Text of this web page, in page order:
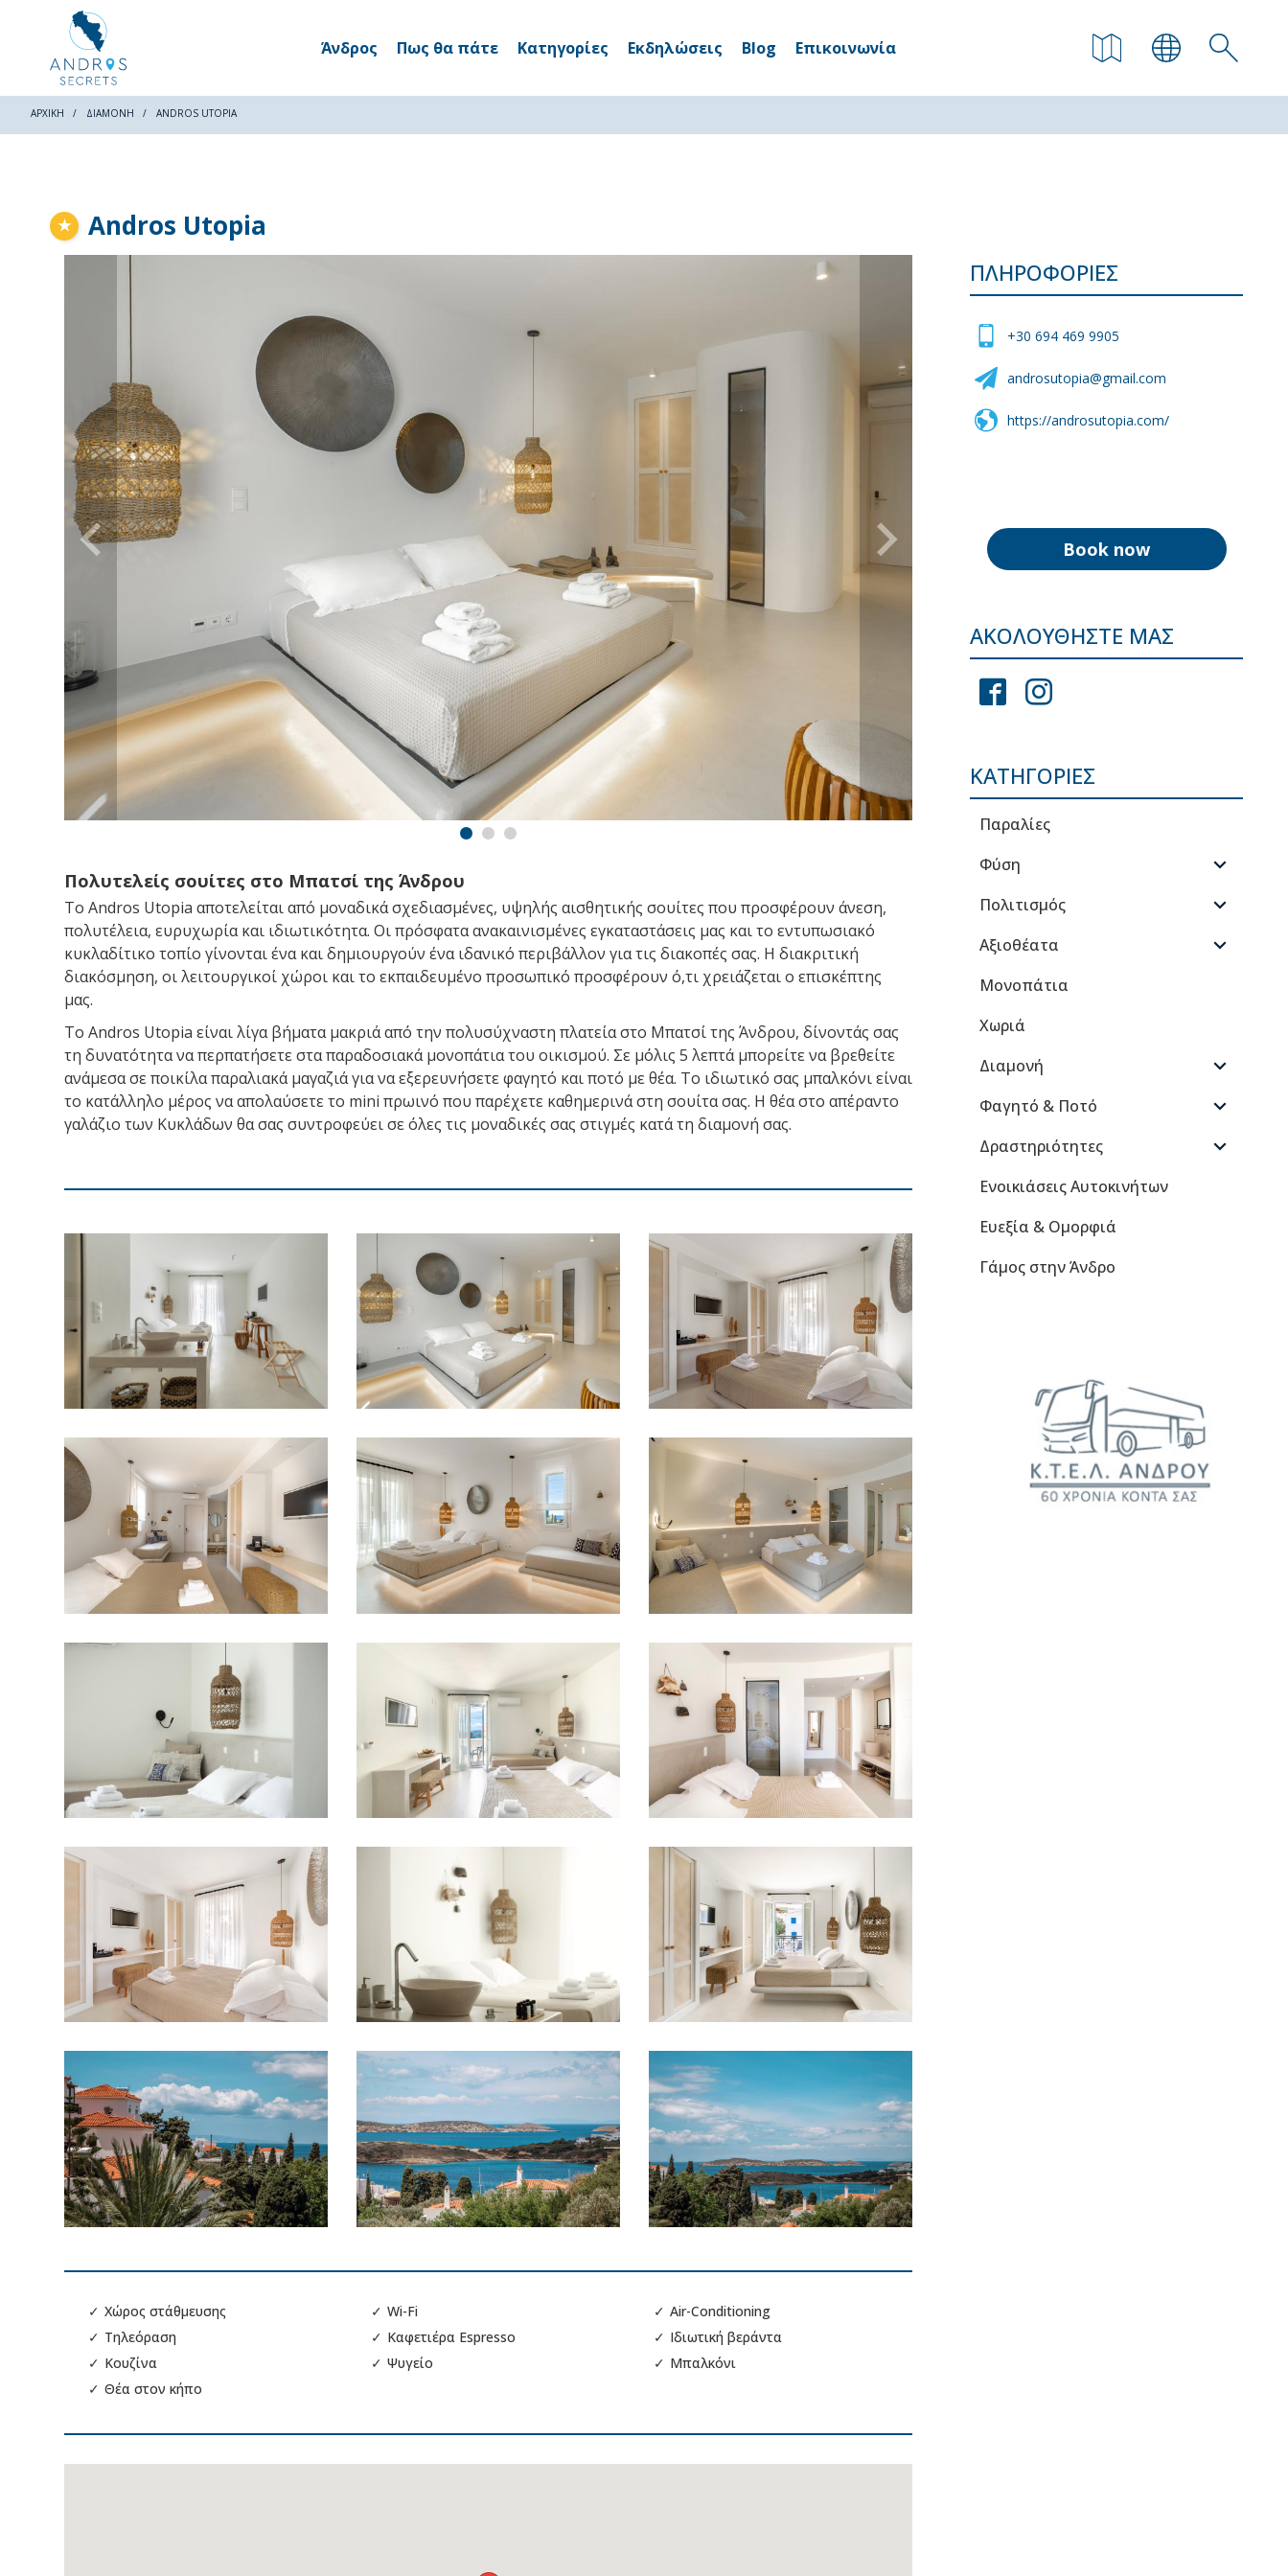
Άνδρος Πως θα πάτε Κατηγορίες Εκδηλώσεις Blog Επικοινωνία
ΑΡΧΙΚΗ ΔΙΑΜΟΝΉ ANDROS UTOPIA
★ Andros Utopia
Πολυτελείς σουίτες στο Μπατσί της Άνδρου
Το Andros Utopia αποτελείται από μοναδικά σχεδιασμένες, υψηλής αισθητικής σουίτες που προσφέρουν άνεση,
πολυτέλεια, ευρυχωρία και ιδιωτικότητα. Οι πρόσφατα ανακαινισμένες εγκαταστάσεις μας και το εντυπωσιακό
κυκλαδίτικο τοπίο γίνονται ένα και δημιουργούν ένα ιδανικό περιβάλλον για τις διακοπές σας. Η διακριτική
διακόσμηση, οι λειτουργικοί χώροι και το εκπαιδευμένο προσωπικό προσφέρουν ό,τι χρειάζεται ο επισκέπτης
μας.
Το Andros Utopia είναι λίγα βήματα μακριά από την πολυσύχναστη πλατεία στο Μπατσί της Άνδρου, δίνοντάς σας
τη δυνατότητα να περπατήσετε στα παραδοσιακά μονοπάτια του οικισμού. Σε μόλις 5 λεπτά μπορείτε να βρεθείτε
ανάμεσα σε ποικίλα παραλιακά μαγαζιά για να εξερευνήσετε φαγητό και ποτό με θέα. Το ιδιωτικό σας μπαλκόνι είναι
το κατάλληλο μέρος να απολαύσετε το mini πρωινό που παρέχετε καθημερινά στη σουίτα σας. Η θέα στο απέραντο
γαλάζιο των Κυκλάδων θα σας συντροφεύει σε όλες τις μοναδικές σας στιγμές κατά τη διαμονή σας.
✓ Χώρος στάθμευσης ✓ Wi-Fi ✓ Air-Conditioning
✓ Τηλεόραση ✓ Καφετιέρα Espresso ✓ Ιδιωτική βεράντα
✓ Κουζίνα ✓ Ψυγείο ✓ Μπαλκόνι
✓ Θέα στον κήπο
ΠΛΗΡΟΦΟΡΊΕΣ
+30 694 469 9905
androsutopia@gmail.com
https://androsutopia.com/
Book now
ΑΚΟΛΟΥΘΉΣΤΕ ΜΑΣ
ΚΑΤΗΓΟΡΊΕΣ
Παραλίες
Φύση
Πολιτισμός
Αξιοθέατα
Μονοπάτια
Χωριά
Διαμονή
Φαγητό & Ποτό
Δραστηριότητες
Ενοικιάσεις Αυτοκινήτων
Ευεξία & Ομορφιά
Γάμος στην Άνδρο